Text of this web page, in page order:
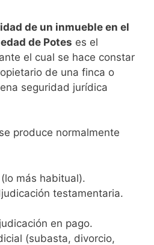
de un inmueble en el
de Potes es el
el cual se hace constar
de una finca o
seguridad jurídica
produce normalmente
más habitual).
testamentaria.
en pago.
(subasta, divorcio,